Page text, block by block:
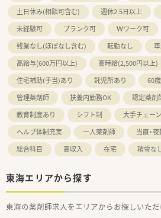
土日休み(相談可含む)
週休2.5日以上
未経験可
ブランク可 Ｗワーク可
残業なし(ほぼなし含む)
転勤なし
高給与(600万円以上)
高時給(2,500円以上)
住宅補助(手当)あり
託児所あり 60
管理薬剤師
扶養内勤務OK
認定薬剤
教育制度あり
シフト制 大手チェーン
ヘルプ体制充実
一人薬剤師 当直・
総合科目
高収入 在宅 積雪な
東海エリアから探す
東海の薬剤師求人をエリアからお探しいただ